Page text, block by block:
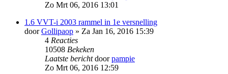
Zo Mrt 06, 2016 13:01
1.6 VVT-i 2003 rammel in 1e versnelling
doorGollipaop » Za Jan 16, 2016 15:39
4 Reacties
10508 Bekeken
Laatste berichtdoorpampie
Zo Mrt 06, 2016 12:59